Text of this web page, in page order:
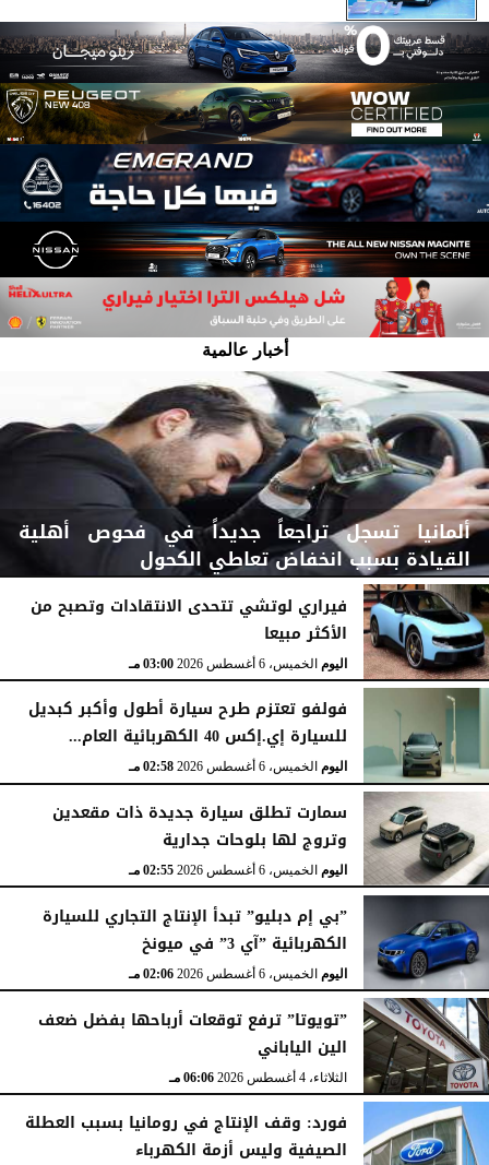
أخبار عالمية
ألمانيا تسجل تراجعاً جديداً في فحوص أهلية
القيادة بسبب انخفاض تعاطي الكحول
اليوم الخميس، 6 أغسطس 2026 03:15 مـ
فيراري لوتشي تتحدى الانتقادات وتصبح من
الأكثر مبيعا
اليوم الخميس، 6 أغسطس 2026 03:00 مـ
فولفو تعتزم طرح سيارة أطول وأكبر كبديل
للسيارة إي.إكس 40 الكهربائية العام...
اليومالخميس، 6 أغسطس 2026 02:58 مـ
سمارت تطلق سيارة جديدة ذات مقعدين
وتروج لها بلوحات جدارية
اليومالخميس، 6 أغسطس 2026 02:55 مـ
”بي إم دبليو” تبدأ الإنتاج التجاري للسيارة
الكهربائية ”آي 3” في ميونخ
اليومالخميس، 6 أغسطس 2026 02:06 مـ
”تويوتا” ترفع توقعات أرباحها بفضل ضعف
الين الياباني
الثلاثاء، 4 أغسطس 2026 06:06 مـ
فورد: وقف الإنتاج في رومانيا بسبب العطلة
الصيفية وليس أزمة الكهرباء